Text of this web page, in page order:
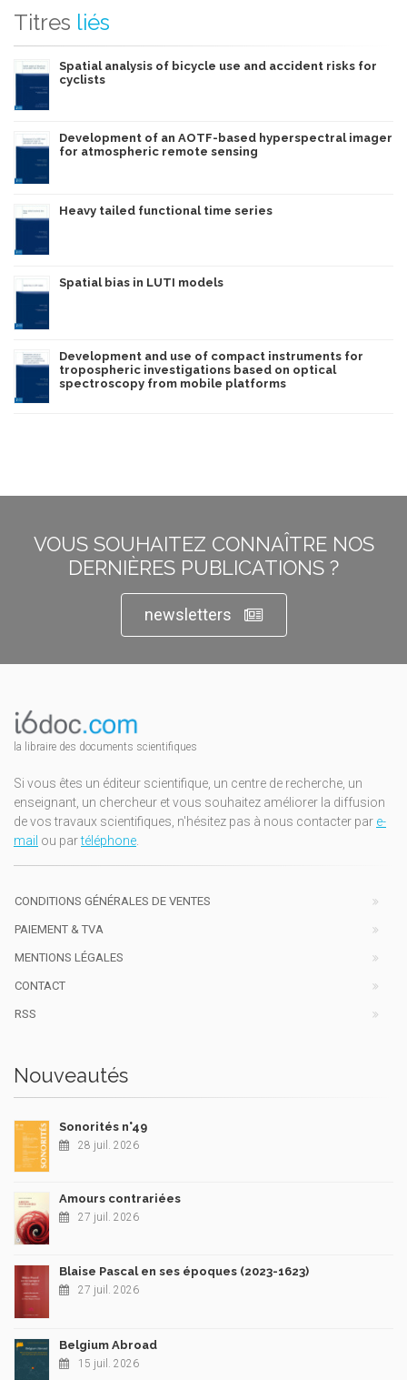
Titres liés
Spatial analysis of bicycle use and accident risks for
cyclists
Development of an AOTF-based hyperspectral imager
for atmospheric remote sensing
Heavy tailed functional time series
Spatial bias in LUTI models
Development and use of compact instruments for
tropospheric investigations based on optical
spectroscopy from mobile platforms
VOUS SOUHAITEZ CONNAÎTRE NOS
DERNIÈRES PUBLICATIONS ?
newsletters
la libraire des documents scientifiques
Si vous êtes un éditeur scientifique, un centre de recherche, un
enseignant, un chercheur et vous souhaitez améliorer la diffusion
de vos travaux scientifiques, n'hésitez pas à nous contacter par e-
mail ou partéléphone
CONDITIONS GÉNÉRALES DE VENTES
PAIEMENT & TVA
MENTIONS LÉGALES
CONTACT
RSS
Nouveautés
Sonorités n°49
28 juil. 2026
Amours contrariées
27 juil. 2026
Blaise Pascal en ses époques (2023-1623)
27 juil. 2026
Belgium Abroad
15 juil. 2026